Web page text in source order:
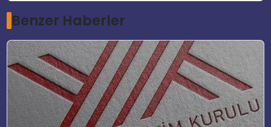
Benzer Haberler